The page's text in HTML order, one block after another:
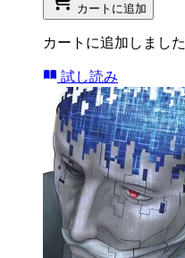
カートに追加
カートに追加しました
試し読み